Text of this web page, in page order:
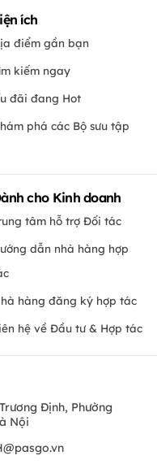
ích
điểm gần bạn
kiếm ngay
đãi đang Hot
phá các Bộ sưu tập
cho Kinh doanh
tâm hỗ trợ Đối tác
dẫn nhà hàng hợp
hàng đăng ký hợp tác
hệ về Đầu tư & Hợp tác
Định, Phường
Nội